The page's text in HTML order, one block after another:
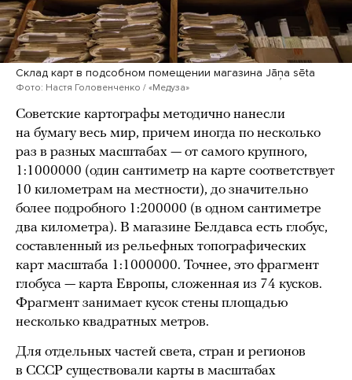
Склад карт в подсобном помещении магазина Jāņa sēta
Фото: Настя Головенченко / «Медуза»
Советские картографы методично нанесли
на бумагу весь мир, причем иногда по несколько
раз в разных масштабах — от самого крупного,
1:1000000 (один сантиметр на карте соответствует
10 километрам на местности), до значительно
более подробного 1:200000 (в одном сантиметре
два километра). В магазине Белдавса есть глобус,
составленный из рельефных топографических
карт масштаба 1:1000000. Точнее, это фрагмент
глобуса — карта Европы, сложенная из 74 кусков.
Фрагмент занимает кусок стены площадью
несколько квадратных метров.
Для отдельных частей света, стран и регионов
в СССР существовали карты в масштабах